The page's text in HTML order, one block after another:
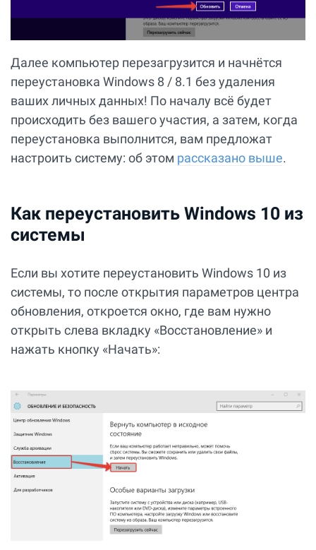
Далее компьютер перезагрузится и начнётся
переустановка Windows 8 / 8.1 без удаления
ваших личных данных! По началу всё будет
происходить без вашего участия, а затем, когда
переустановка выполнится, вам предложат
настроить систему: об этом рассказано выше.
Как переустановить Windows 10 из
системы
Если вы хотите переустановить Windows 10 из
системы, то после открытия параметров центра
обновления, откроется окно, где вам нужно
открыть слева вкладку «Восстановление» и
нажать кнопку «Начать»: